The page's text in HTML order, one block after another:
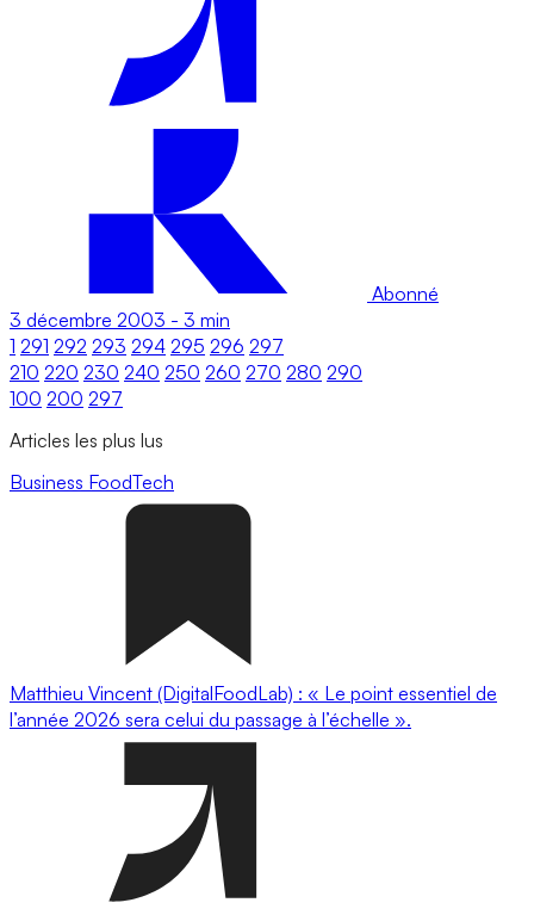
Abonné
3 décembre 2003 - 3 min
1 291 292 293 294 295 296 297
210 220 230 240 250 260 270 280 290
100 200 297
Articles les plus lus
Business FoodTech
Matthieu Vincent (DigitalFoodLab) : « Le point essentiel de
l’année 2026 sera celui du passage à l’échelle ».